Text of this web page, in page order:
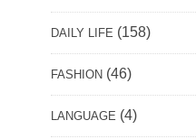
DAILY LIFE (158)
FASHION (46)
LANGUAGE (4)